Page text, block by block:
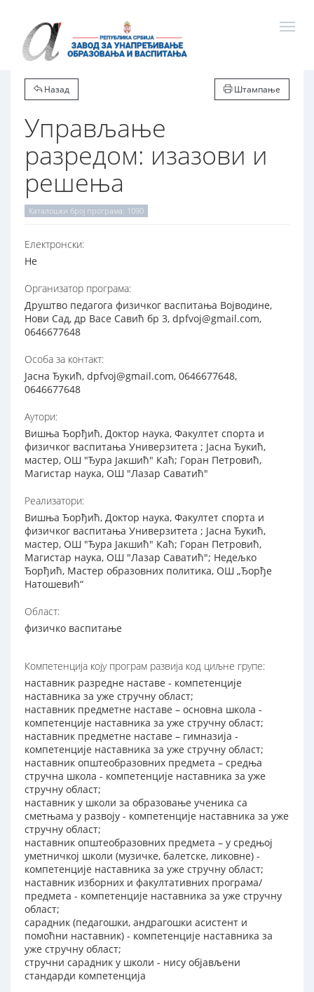
Назад Штампање
Управљање
разредом: изазови и
решења
Каталошки број програма: 1090
Електронски:
Не
Организатор програма:
Друштво педагога физичког васпитања Војводине,
Нови Сад, др Васе Савић бр 3, dpfvoj@gmail.com,
0646677648
Особа за контакт:
Јасна Ђукић, dpfvoj@gmail.com, 0646677648,
0646677648
Аутори:
Вишња Ђорђић, Доктор наука, Факултет спорта и
физичког васпитања Универзитета ; Јасна Ђукић,
мастер, ОШ "Ђура Јакшић" Каћ; Горан Петровић,
Магистар наука, ОШ "Лазар Саватић"
Реализатори:
Вишња Ђорђић, Доктор наука, Факултет спорта и
физичког васпитања Универзитета ; Јасна Ђукић,
мастер, ОШ "Ђура Јакшић" Каћ; Горан Петровић,
Магистар наука, ОШ "Лазар Саватић"; Недељко
Ђорђић, Мастер образовних политика, ОШ „Ђорђе
Натошевић“
Област:
физичко васпитање
Компетенција коју програм развија код циљне групе:
наставник разредне наставе - компетенције
наставника за уже стручну област;
наставник предметне наставе – основна школа -
компетенције наставника за уже стручну област;
наставник предметне наставе – гимназија -
компетенције наставника за уже стручну област;
наставник општеобразовних предмета – средња
стручна школа - компетенције наставника за уже
стручну област;
наставник у школи за образовање ученика са
сметњама у развоју - компетенције наставника за уже
стручну област;
наставник општеобразовних предмета – у средњој
уметничкој школи (музичке, балетске, ликовне) -
компетенције наставника за уже стручну област;
наставник изборних и факултативних програма/
предмета - компетенције наставника за уже стручну
област;
сарадник (педагошки, андрагошки асистент и
помоћни наставник) - компетенције наставника за
уже стручну област;
стручни сарадник у школи - нису објављени
стандарди компетенција